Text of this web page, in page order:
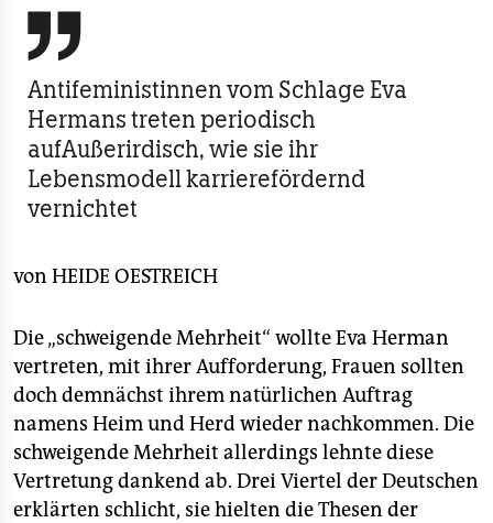
nord
wahrheit
verlag
verlag
veranstaltungen
fragen & hilfe
unterstützen
abo
genossenschaft
epaper login

Antifeministinnen vom Schlage Eva
Hermans treten periodisch
aufAußerirdisch, wie sie ihr
Lebensmodell karrierefördernd
vernichtet
von HEIDE OESTREICH
Die „schweigende Mehrheit“ wollte Eva Herman
vertreten, mit ihrer Aufforderung, Frauen sollten
doch demnächst ihrem natürlichen Auftrag
namens Heim und Herd wieder nachkommen. Die
schweigende Mehrheit allerdings lehnte diese
Vertretung dankend ab. Drei Viertel der Deutschen
erklärten schlicht, sie hielten die Thesen der